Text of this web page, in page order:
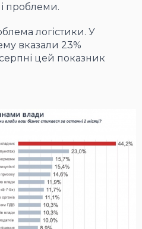
проблеми.
логістики. У
вказали 23%
цей показник